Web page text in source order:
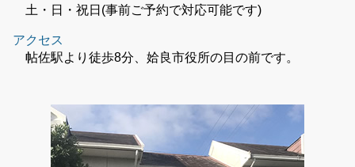
土・日・祝日(事前ご予約で対応可能です)
アクセス
帖佐駅より徒歩8分、姶良市役所の目の前です。